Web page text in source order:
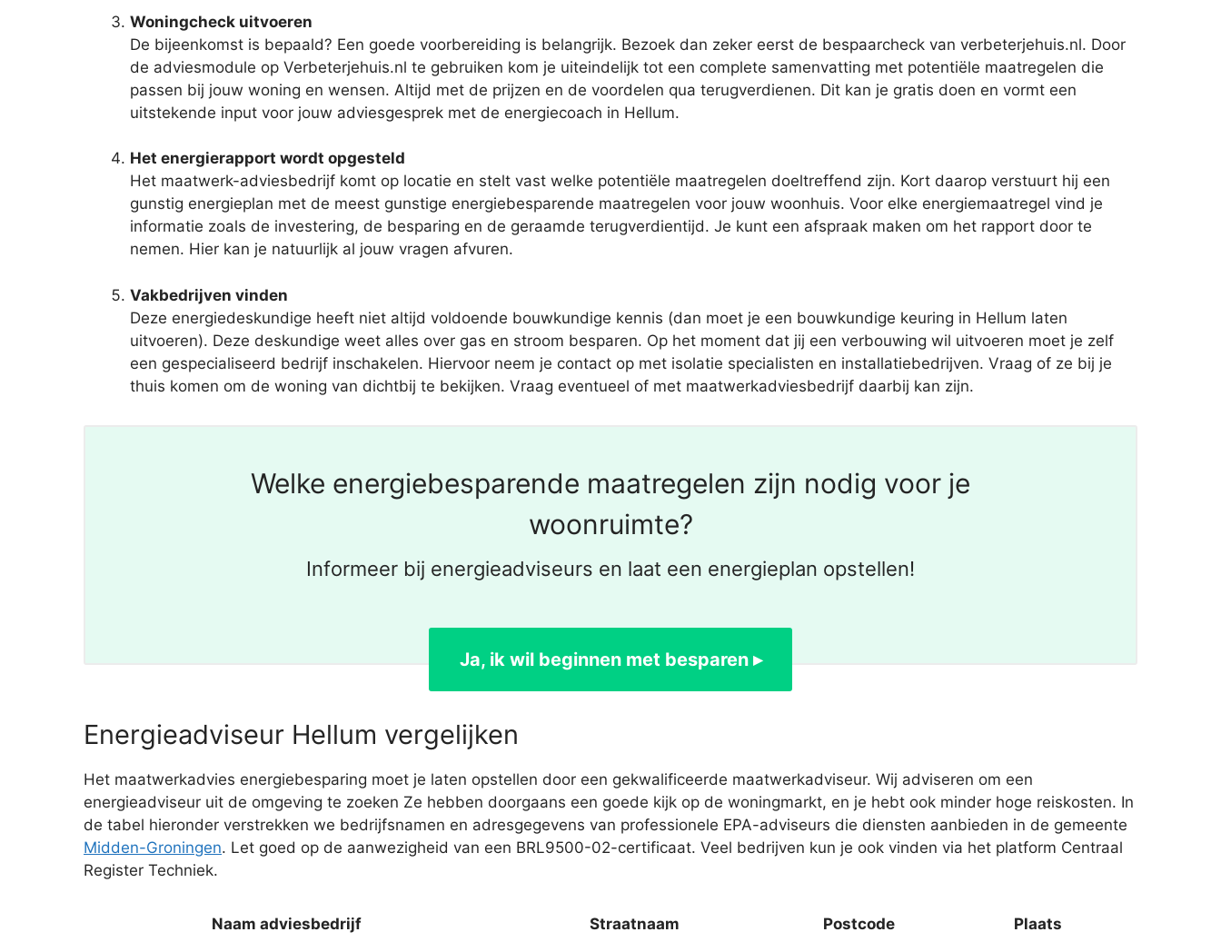
Woningcheck uitvoeren
De bijeenkomst is bepaald? Een goede voorbereiding is belangrijk. Bezoek dan zeker eerst de bespaarcheck van verbeterjehuis.nl. Door
de adviesmodule op Verbeterjehuis.nl te gebruiken kom je uiteindelijk tot een complete samenvatting met potentiële maatregelen die
passen bij jouw woning en wensen. Altijd met de prijzen en de voordelen qua terugverdienen. Dit kan je gratis doen en vormt een
uitstekende input voor jouw adviesgesprek met de energiecoach in Hellum.
Het energierapport wordt opgesteld
Het maatwerk-adviesbedrijf komt op locatie en stelt vast welke potentiële maatregelen doeltreffend zijn. Kort daarop verstuurt hij een
gunstig energieplan met de meest gunstige energiebesparende maatregelen voor jouw woonhuis. Voor elke energiemaatregel vind je
informatie zoals de investering, de besparing en de geraamde terugverdientijd. Je kunt een afspraak maken om het rapport door te
nemen. Hier kan je natuurlijk al jouw vragen afvuren.
Vakbedrijven vinden
Deze energiedeskundige heeft niet altijd voldoende bouwkundige kennis (dan moet je een bouwkundige keuring in Hellum laten
uitvoeren). Deze deskundige weet alles over gas en stroom besparen. Op het moment dat jij een verbouwing wil uitvoeren moet je zelf
een gespecialiseerd bedrijf inschakelen. Hiervoor neem je contact op met isolatie specialisten en installatiebedrijven. Vraag of ze bij je
thuis komen om de woning van dichtbij te bekijken. Vraag eventueel of met maatwerkadviesbedrijf daarbij kan zijn.
Welke energiebesparende maatregelen zijn nodig voor je
woonruimte?
Informeer bij energieadviseurs en laat een energieplan opstellen!
Ja, ik wil beginnen met besparen ▸
Energieadviseur Hellum vergelijken
Het maatwerkadvies energiebesparing moet je laten opstellen door een gekwalificeerde maatwerkadviseur. Wij adviseren om een
energieadviseur uit de omgeving te zoeken Ze hebben doorgaans een goede kijk op de woningmarkt, en je hebt ook minder hoge reiskosten. In
de tabel hieronder verstrekken we bedrijfsnamen en adresgegevens van professionele EPA-adviseurs die diensten aanbieden in de gemeente
Midden-Groningen. Let goed op de aanwezigheid van een BRL9500-02-certificaat. Veel bedrijven kun je ook vinden via het platform Centraal
Register Techniek.
Naam adviesbedrijf Straatnaam Postcode Plaats